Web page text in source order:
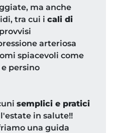
ma anche
tra cui i cali di
arteriosa
spiacevoli come
persino
semplici e pratici
in salute!!
una guida